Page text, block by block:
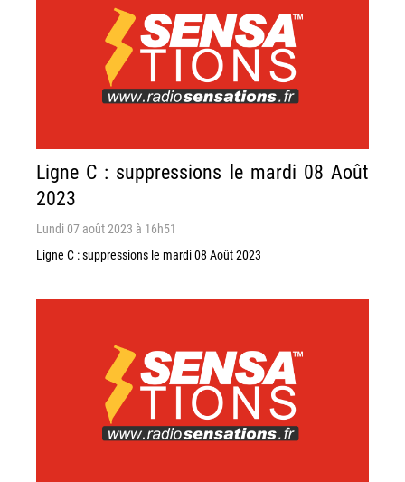
Ligne C : suppressions le mardi 08 Août
2023
Lundi 07 août 2023 à 16h51
Ligne C : suppressions le mardi 08 Août 2023